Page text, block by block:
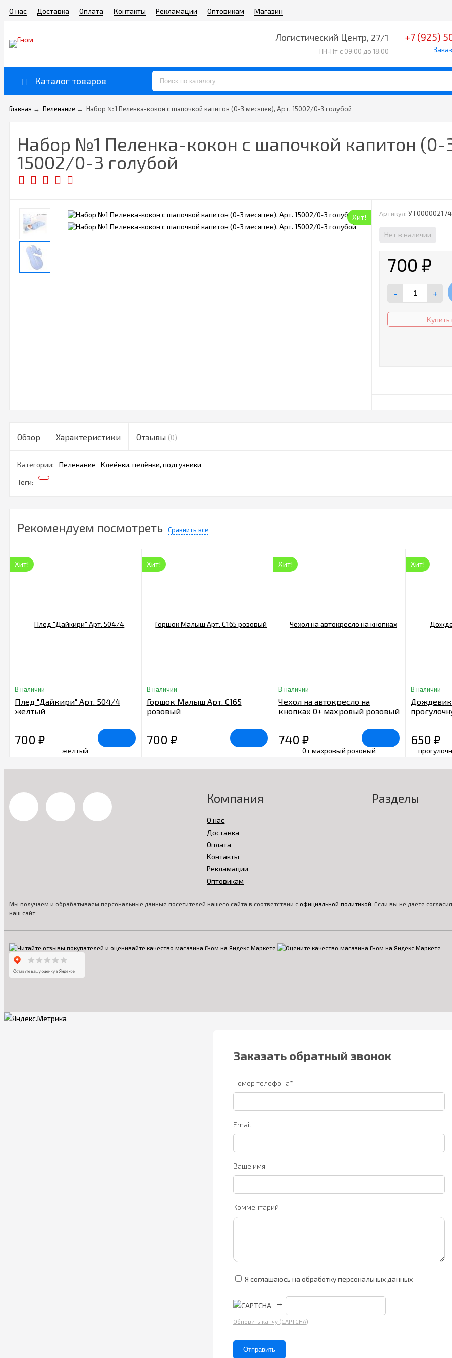
О нас Доставка Оплата Контакты Рекламации Оптовикам Магазин
Логистический Центр, 27/1
ПН-Пт с 09:00 до 18:00
+7 (925)
Каталог товаров
Главная → Пеленание → Набор №1 Пеленка-кокон с шапочкой капитон (0-3 месяцев), Арт. 15002/0-3 голубой
Набор №1 Пеленка-кокон с шапочкой капитон (0-
15002/0-3 голубой
Хит! Артикул: УТ000002174
Нет в наличии
700₽
- +
Купить
Обзор Характеристики Отзывы (0)
Категории: Пеленание Клеёнки, пелёнки, подгузники
Теги:
Рекомендуем посмотреть Сравнить все
Хит!
В наличии
Плед "Дайкири" Арт. 504/4
желтый
700 ₽
Хит!
В наличии
Горшок Малыш Арт. С165
розовый
700 ₽
Хит!
В наличии
Чехол на автокресло на
кнопках 0+ махровый розовый
740₽
Хит!
В наличии
650 ₽
Компания
О нас
Доставка
Оплата
Контакты
Рекламации
Оптовикам
Разделы
Мы получаем и обрабатываем персональные данные посетителей нашего сайта в соответствии с официальной политикой . Если вы не даете
наш сайт
Заказать обратный звонок
Номер телефона*
Email
Ваше имя
Комментарий
Я соглашаюсь на обработку персональных данных
→
Обновить капчу (CAPTCHA)